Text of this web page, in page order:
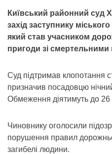
Київський районний суд
захід заступнику
який став учасником
пригоди зі смертельними
Суд підтримав клопотання
призначив посадовцю
Обмеження діятимуть до 26
Чиновнику оголосили
порушення правил
загибелі людини.